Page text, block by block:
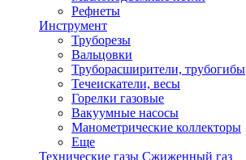
Рефнеты
Инструмент
Труборезы
Вальцовки
Труборасширители, трубогибы
Течеискатели, весы
Горелки газовые
Вакуумные насосы
Манометрические коллекторы
Еще
Технические газы Сжиженный газ